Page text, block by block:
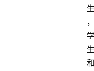
生
，
学
生
和